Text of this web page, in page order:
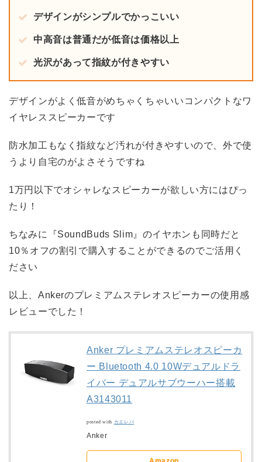
デザインがシンプルでかっこいい
中高音は普通だが低音は価格以上
光沢があって指紋が付きやすい
デザインがよく低音がめちゃくちゃいいコンパクトなワ
イヤレススピーカーです
防水加工もなく指紋など汚れが付きやすいので、外で使
うより自宅のがよさそうですね
1万円以下でオシャレなスピーカーが欲しい方にはぴっ
たり！
ちなみに『SoundBuds Slim』のイヤホンも同時だと
10％オフの割引で購入することができるのでご活用く
ださい
以上、Ankerのプレミアムステレオスピーカーの使用感
レビューでした！
Anker プレミアムステレオスピーカ
ー Bluetooth 4.0 10Wデュアルドラ
イバー デュアルサブウーハー搭載
A3143011
posted with カエレバ
Anker